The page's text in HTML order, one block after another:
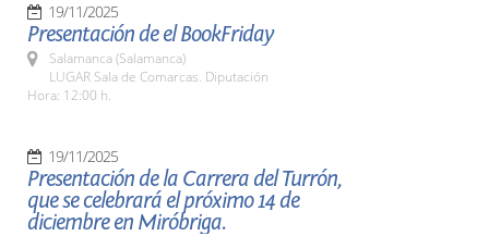
19/11/2025
Presentación de el BookFriday
Salamanca (Salamanca)
LUGAR Sala de Comarcas. Diputación
Hora: 12:00 h.
19/11/2025
Presentación de la Carrera del Turrón,
que se celebrará el próximo 14 de
diciembre en Miróbriga.